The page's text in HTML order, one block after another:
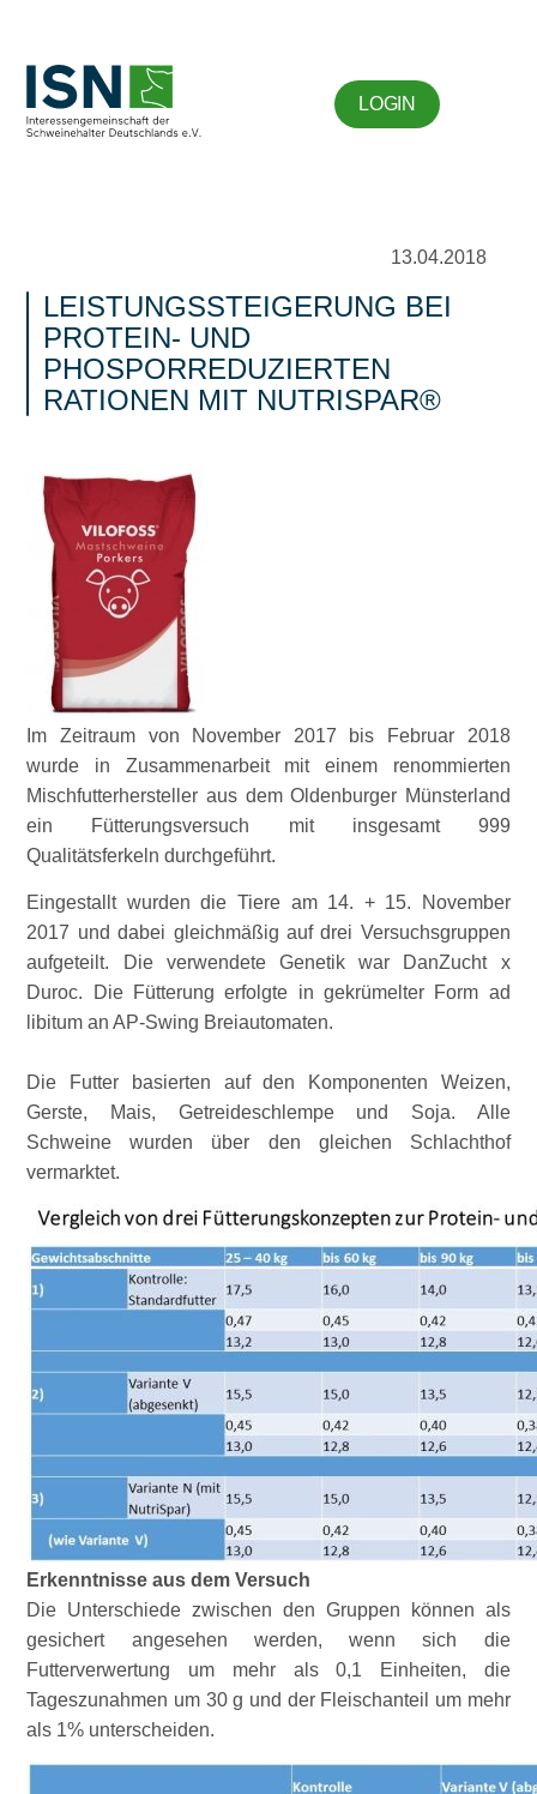
LOGIN
13.04.2018
LEISTUNGSSTEIGERUNG BEI
PROTEIN- UND
PHOSPORREDUZIERTEN
RATIONEN MIT NUTRISPAR®
Im Zeitraum von November 2017 bis Februar 2018
wurde in Zusammenarbeit mit einem renommierten
Mischfutterhersteller aus dem Oldenburger Münsterland
ein Fütterungsversuch mit insgesamt 999
Qualitätsferkeln durchgeführt.
Eingestallt wurden die Tiere am 14. + 15. November
2017 und dabei gleichmäßig auf drei Versuchsgruppen
aufgeteilt. Die verwendete Genetik war DanZucht x
Duroc. Die Fütterung erfolgte in gekrümelter Form ad
libitum an AP-Swing Breiautomaten.
Die Futter basierten auf den Komponenten Weizen,
Gerste, Mais, Getreideschlempe und Soja. Alle
Schweine wurden über den gleichen Schlachthof
vermarktet.
Erkenntnisse aus dem Versuch
Die Unterschiede zwischen den Gruppen können als
gesichert angesehen werden, wenn sich die
Futterverwertung um mehr als 0,1 Einheiten, die
Tageszunahmen um 30 g und der Fleischanteil um mehr
als 1% unterscheiden.